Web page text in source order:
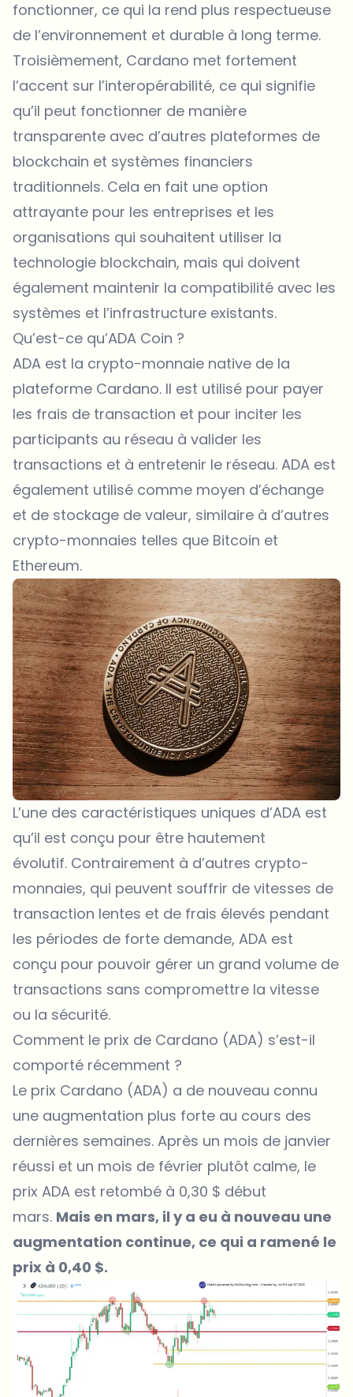
fonctionner, ce qui la rend plus respectueuse
de l’environnement et durable à long terme.
Troisièmement, Cardano met fortement
l’accent sur l’interopérabilité, ce qui signifie
qu’il peut fonctionner de manière
transparente avec d’autres plateformes de
blockchain et systèmes financiers
traditionnels. Cela en fait une option
attrayante pour les entreprises et les
organisations qui souhaitent utiliser la
technologie blockchain, mais qui doivent
également maintenir la compatibilité avec les
systèmes et l’infrastructure existants.
Qu’est-ce qu’ADA Coin ?
ADA est la crypto-monnaie native de la
plateforme Cardano. Il est utilisé pour payer
les frais de transaction et pour inciter les
participants au réseau à valider les
transactions et à entretenir le réseau. ADA est
également utilisé comme moyen d’échange
et de stockage de valeur, similaire à d’autres
crypto-monnaies telles que Bitcoin et
Ethereum.
L’une des caractéristiques uniques d’ADA est
qu’il est conçu pour être hautement
évolutif. Contrairement à d’autres crypto-
monnaies, qui peuvent souffrir de vitesses de
transaction lentes et de frais élevés pendant
les périodes de forte demande, ADA est
conçu pour pouvoir gérer un grand volume de
transactions sans compromettre la vitesse
ou la sécurité.
Comment le prix de Cardano (ADA) s’est-il
comporté récemment ?
Le prix Cardano (ADA) a de nouveau connu
une augmentation plus forte au cours des
dernières semaines. Après un mois de janvier
réussi et un mois de février plutôt calme, le
prix ADA est retombé à 0,30 $ début
mars. Mais en mars, il y a eu à nouveau une
augmentation continue, ce qui a ramené le
prix à 0,40 $.